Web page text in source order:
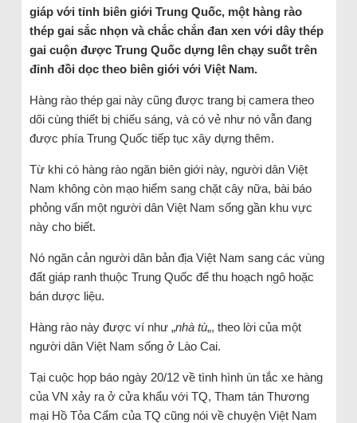
giáp với tỉnh biên giới Trung Quốc, một hàng rào
thép gai sắc nhọn và chắc chắn đan xen với dây thép
gai cuộn được Trung Quốc dựng lên chạy suốt trên
đỉnh đồi dọc theo biên giới với Việt Nam.
Hàng rào thép gai này cũng được trang bị camera theo
dõi cùng thiết bị chiếu sáng, và có vẻ như nó vẫn đang
được phía Trung Quốc tiếp tục xây dựng thêm.
Từ khi có hàng rào ngăn biên giới này, người dân Việt
Nam không còn mạo hiểm sang chặt cây nữa, bài báo
phỏng vấn một người dân Việt Nam sống gần khu vực
này cho biết.
Nó ngăn cản người dân bản địa Việt Nam sang các vùng
đất giáp ranh thuộc Trung Quốc để thu hoạch ngô hoặc
bán dược liệu.
Hàng rào này được ví như „nhà tù„, theo lời của một
người dân Việt Nam sống ở Lào Cai.
Tại cuộc họp báo ngày 20/12 về tình hình ùn tắc xe hàng
của VN xảy ra ở cửa khẩu với TQ, Tham tán Thương
mại Hồ Tỏa Cẩm của TQ cũng nói về chuyện Việt Nam